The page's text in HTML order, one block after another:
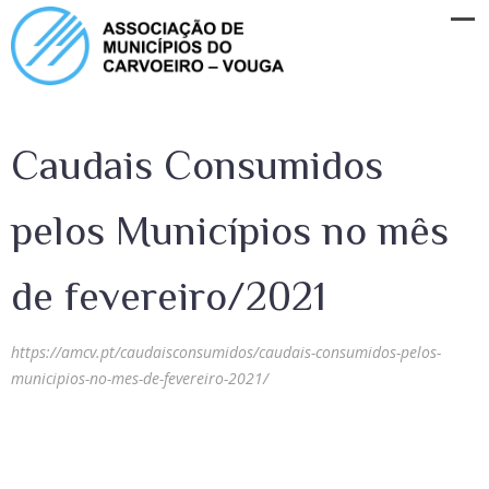
Caudais Consumidos
pelos Municípios no mês
de fevereiro/2021
https://amcv.pt/caudaisconsumidos/caudais-consumidos-pelos-
municipios-no-mes-de-fevereiro-2021/